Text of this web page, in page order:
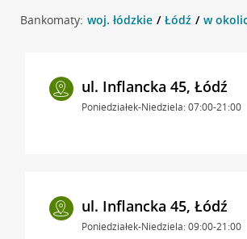
Bankomaty: woj. łódzkie Łódź w
ul. Inflancka 45, Łódź
Poniedziałek-Niedziela: 07:00-21:00
ul. Inflancka 45, Łódź
Poniedziałek-Niedziela: 09:00-21:00